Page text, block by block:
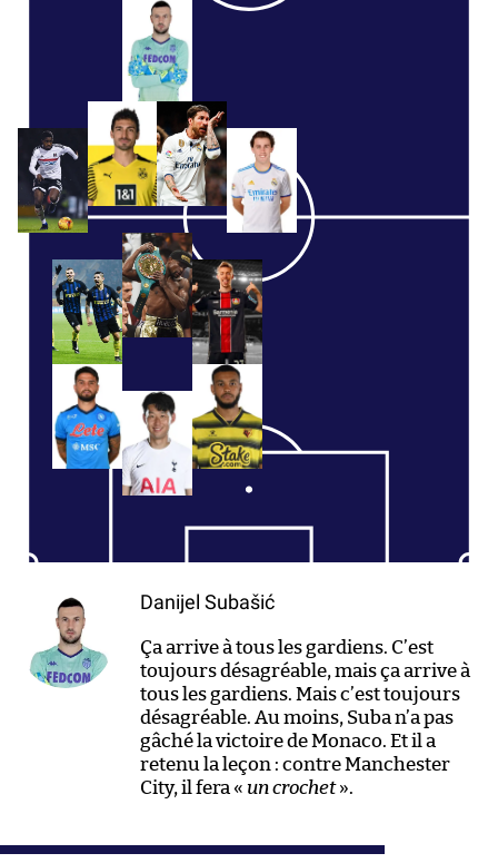
Danijel Subašić
Ça arrive à tous les gardiens. C’est
toujours désagréable, mais ça arrive à
tous les gardiens. Mais c’est toujours
désagréable. Au moins, Suba n’a pas
gâché la victoire de Monaco. Et il a
retenu la leçon : contre Manchester
City, il fera « un crochet».